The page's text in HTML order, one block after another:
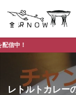
レトルトカレー